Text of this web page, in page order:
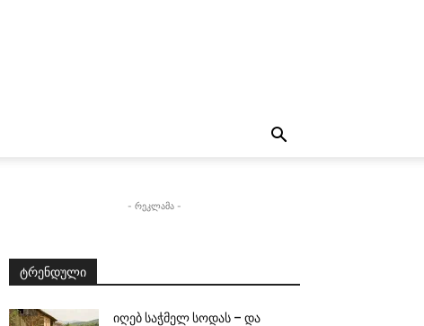
- რეკლამა -
ტრენდული
იღებ საჭმელ სოდას – და